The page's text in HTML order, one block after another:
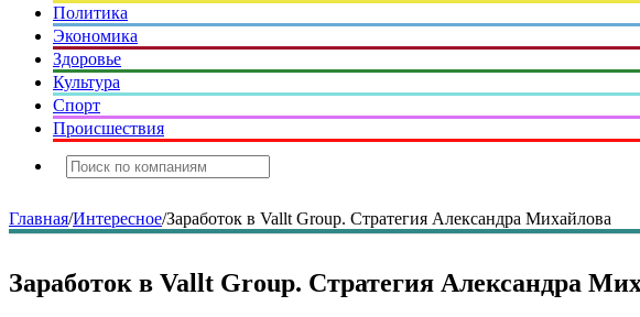
Политика
Экономика
Здоровье
Культура
Спорт
Происшествия
Главная/Интересное/Заработок в Vallt Group. Стратегия Александра Михайлова
Заработок в Vallt Group. Стратегия Александра